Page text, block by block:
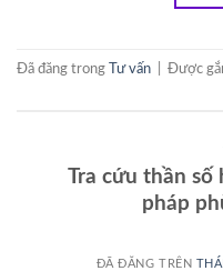
Đã đăng trong Tư vấn Được
Tra cứu thần số
pháp
ĐÃ ĐĂNG TRÊN